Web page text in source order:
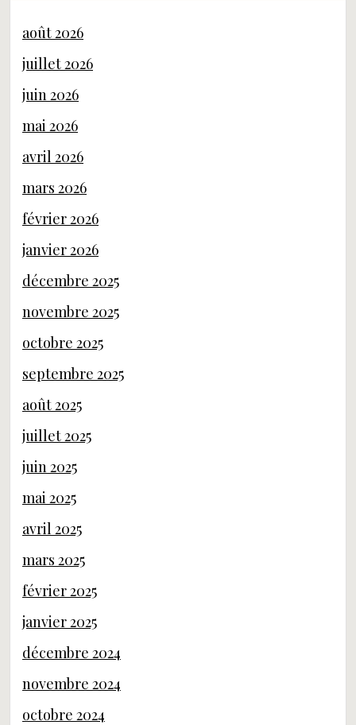
août 2026
juillet 2026
juin 2026
mai 2026
avril 2026
mars 2026
février 2026
janvier 2026
décembre 2025
novembre 2025
octobre 2025
septembre 2025
août 2025
juillet 2025
juin 2025
mai 2025
avril 2025
mars 2025
février 2025
janvier 2025
décembre 2024
novembre 2024
octobre 2024